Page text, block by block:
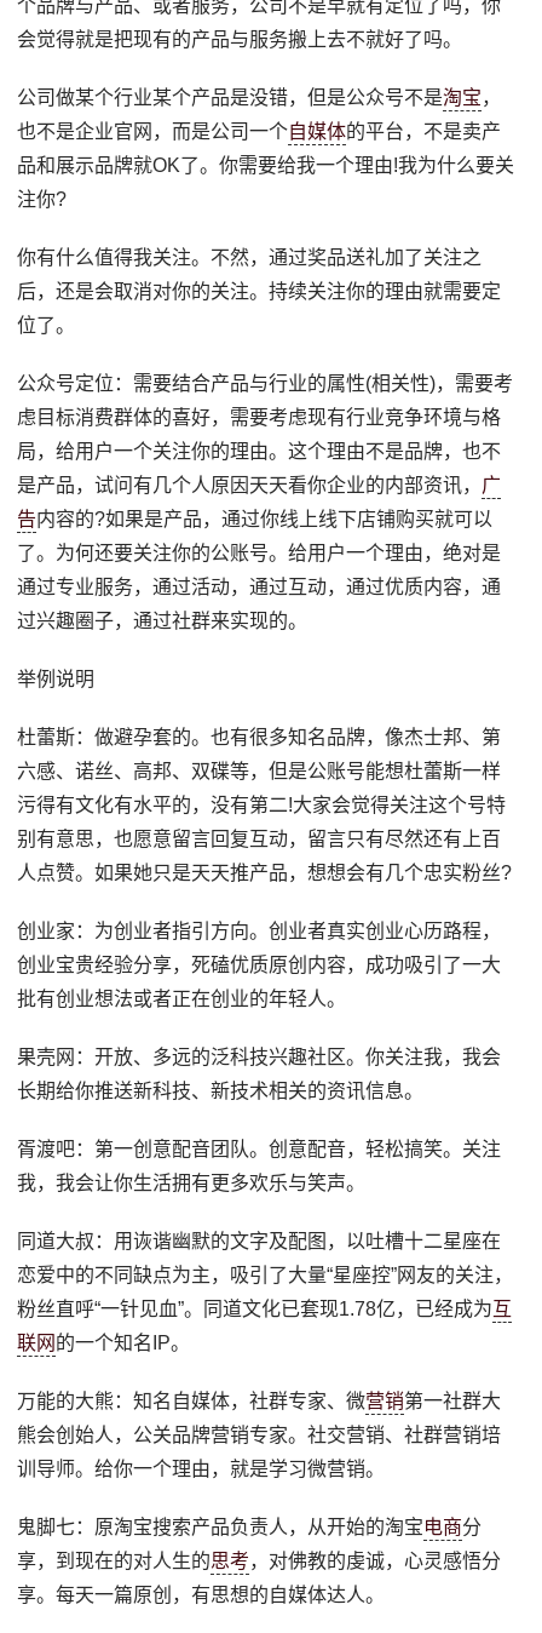
个品牌与产品、或者服务，公司不是早就有定位了吗，你
会觉得就是把现有的产品与服务搬上去不就好了吗。
公司做某个行业某个产品是没错，但是公众号不是淘宝，
也不是企业官网，而是公司一个自媒体的平台，不是卖产
品和展示品牌就OK了。你需要给我一个理由!我为什么要关
注你?
你有什么值得我关注。不然，通过奖品送礼加了关注之
后，还是会取消对你的关注。持续关注你的理由就需要定
位了。
公众号定位：需要结合产品与行业的属性(相关性)，需要考
虑目标消费群体的喜好，需要考虑现有行业竞争环境与格
局，给用户一个关注你的理由。这个理由不是品牌，也不
是产品，试问有几个人原因天天看你企业的内部资讯， 广
告内容的?如果是产品，通过你线上线下店铺购买就可以
了。为何还要关注你的公账号。给用户一个理由，绝对是
通过专业服务，通过活动，通过互动，通过优质内容，通
过兴趣圈子，通过社群来实现的。
举例说明
杜蕾斯：做避孕套的。也有很多知名品牌，像杰士邦、第
六感、诺丝、高邦、双碟等，但是公账号能想杜蕾斯一样
污得有文化有水平的，没有第二!大家会觉得关注这个号特
别有意思，也愿意留言回复互动，留言只有尽然还有上百
人点赞。如果她只是天天推产品，想想会有几个忠实粉丝?
创业家：为创业者指引方向。创业者真实创业心历路程，
创业宝贵经验分享，死磕优质原创内容，成功吸引了一大
批有创业想法或者正在创业的年轻人。
果壳网：开放、多远的泛科技兴趣社区。你关注我，我会
长期给你推送新科技、新技术相关的资讯信息。
胥渡吧：第一创意配音团队。创意配音，轻松搞笑。关注
我，我会让你生活拥有更多欢乐与笑声。
同道大叔：用诙谐幽默的文字及配图，以吐槽十二星座在
恋爱中的不同缺点为主，吸引了大量“星座控”网友的关注，
粉丝直呼“一针见血”。同道文化已套现1.78亿，已经成为互
联网 的一个知名IP。
万能的大熊：知名自媒体，社群专家、微营销第一社群大
熊会创始人，公关品牌营销专家。社交营销、社群营销培
训导师。给你一个理由，就是学习微营销。
鬼脚七：原淘宝搜索产品负责人，从开始的淘宝电商分
享，到现在的对人生的思考，对佛教的虔诚，心灵感悟分
享。每天一篇原创，有思想的自媒体达人。